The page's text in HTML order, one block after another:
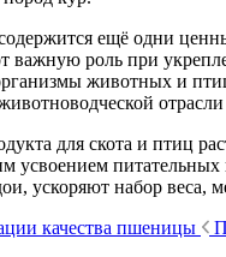
ещё одни
важную роль при
животных и
для скота и птиц
усвоением
ускоряют набор веса,
качества пшеницы